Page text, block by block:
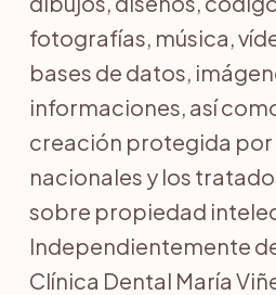
fotografías, música,
bases de datos,
informaciones, así
creación protegida por
nacionales y los
sobre propiedad
Independientemente
Clínica Dental María